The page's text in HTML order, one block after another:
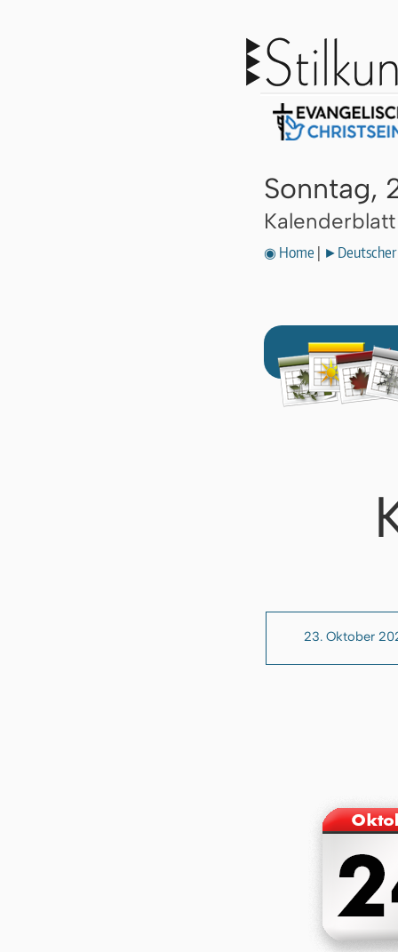
Sonntag,
◉ Home ►Deutscher
23. Oktober